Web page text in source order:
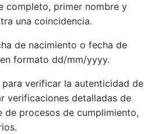
completo, primer nombre y
una coincidencia.
de nacimiento o fecha de
formato dd/mm/yyyy.
verificar la autenticidad de
verificaciones detalladas de
procesos de cumplimiento,